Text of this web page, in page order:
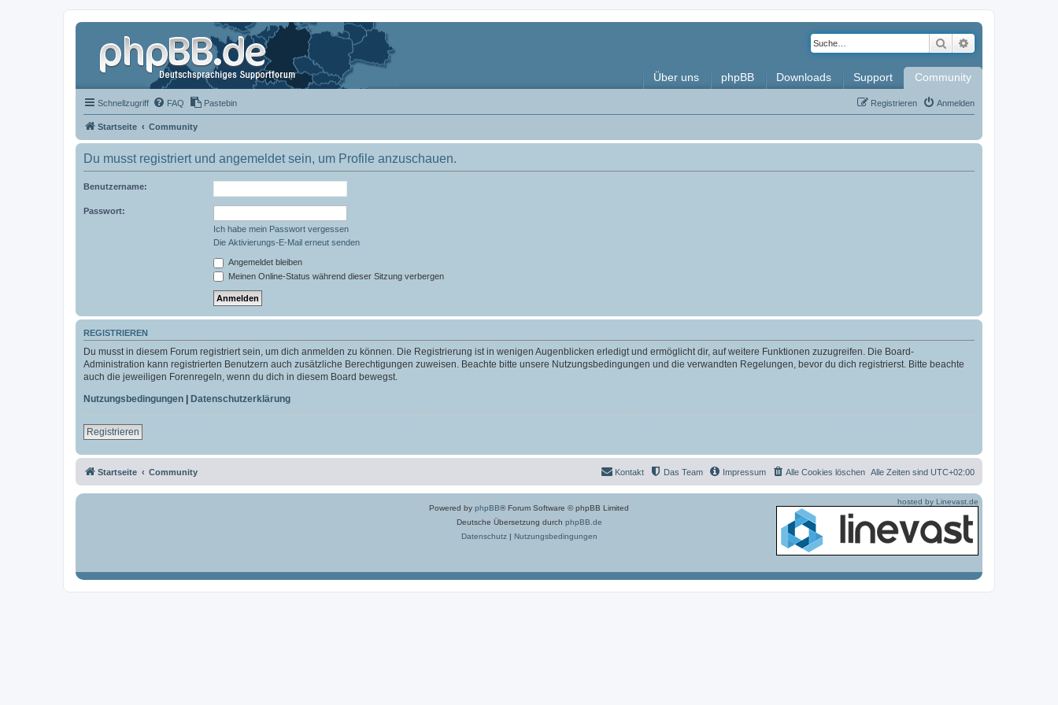
Suche
Über uns phpBB Downloads Support Community
Schnellzugriff FAQ Pastebin Anmelden
Registrieren
Startseite Community
Du musst registriert und angemeldet sein, um Profile anzuschauen.
Benutzername:
Passwort:
Ich habe mein Passwort vergessen
Die Aktivierungs-E-Mail erneut senden
Angemeldet bleiben
Meinen Online-Status während dieser Sitzung verbergen
REGISTRIEREN
Du musst in diesem Forum registriert sein, um dich anmelden zu können. Die Registrierung ist in wenigen Augenblicken erledigt und ermöglicht dir, auf weitere Funktionen zuzugreifen. Die Board-
Administration kann registrierten Benutzern auch zusätzliche Berechtigungen zuweisen. Beachte bitte unsere Nutzungsbedingungen und die verwandten Regelungen, bevor du dich registrierst. Bitte beachte
auch die jeweiligen Forenregeln, wenn du dich in diesem Board bewegst.
Nutzungsbedingungen | Datenschutzerklärung
Registrieren
Startseite Community Alle Zeiten sind UTC+02:00
Alle Cookies löschen
Impressum
Das Team
Kontakt
Powered by phpBB® Forum Software © phpBB Limited
Deutsche Übersetzung durch phpBB.de
Datenschutz| Nutzungsbedingungen
hosted by Linevast.de